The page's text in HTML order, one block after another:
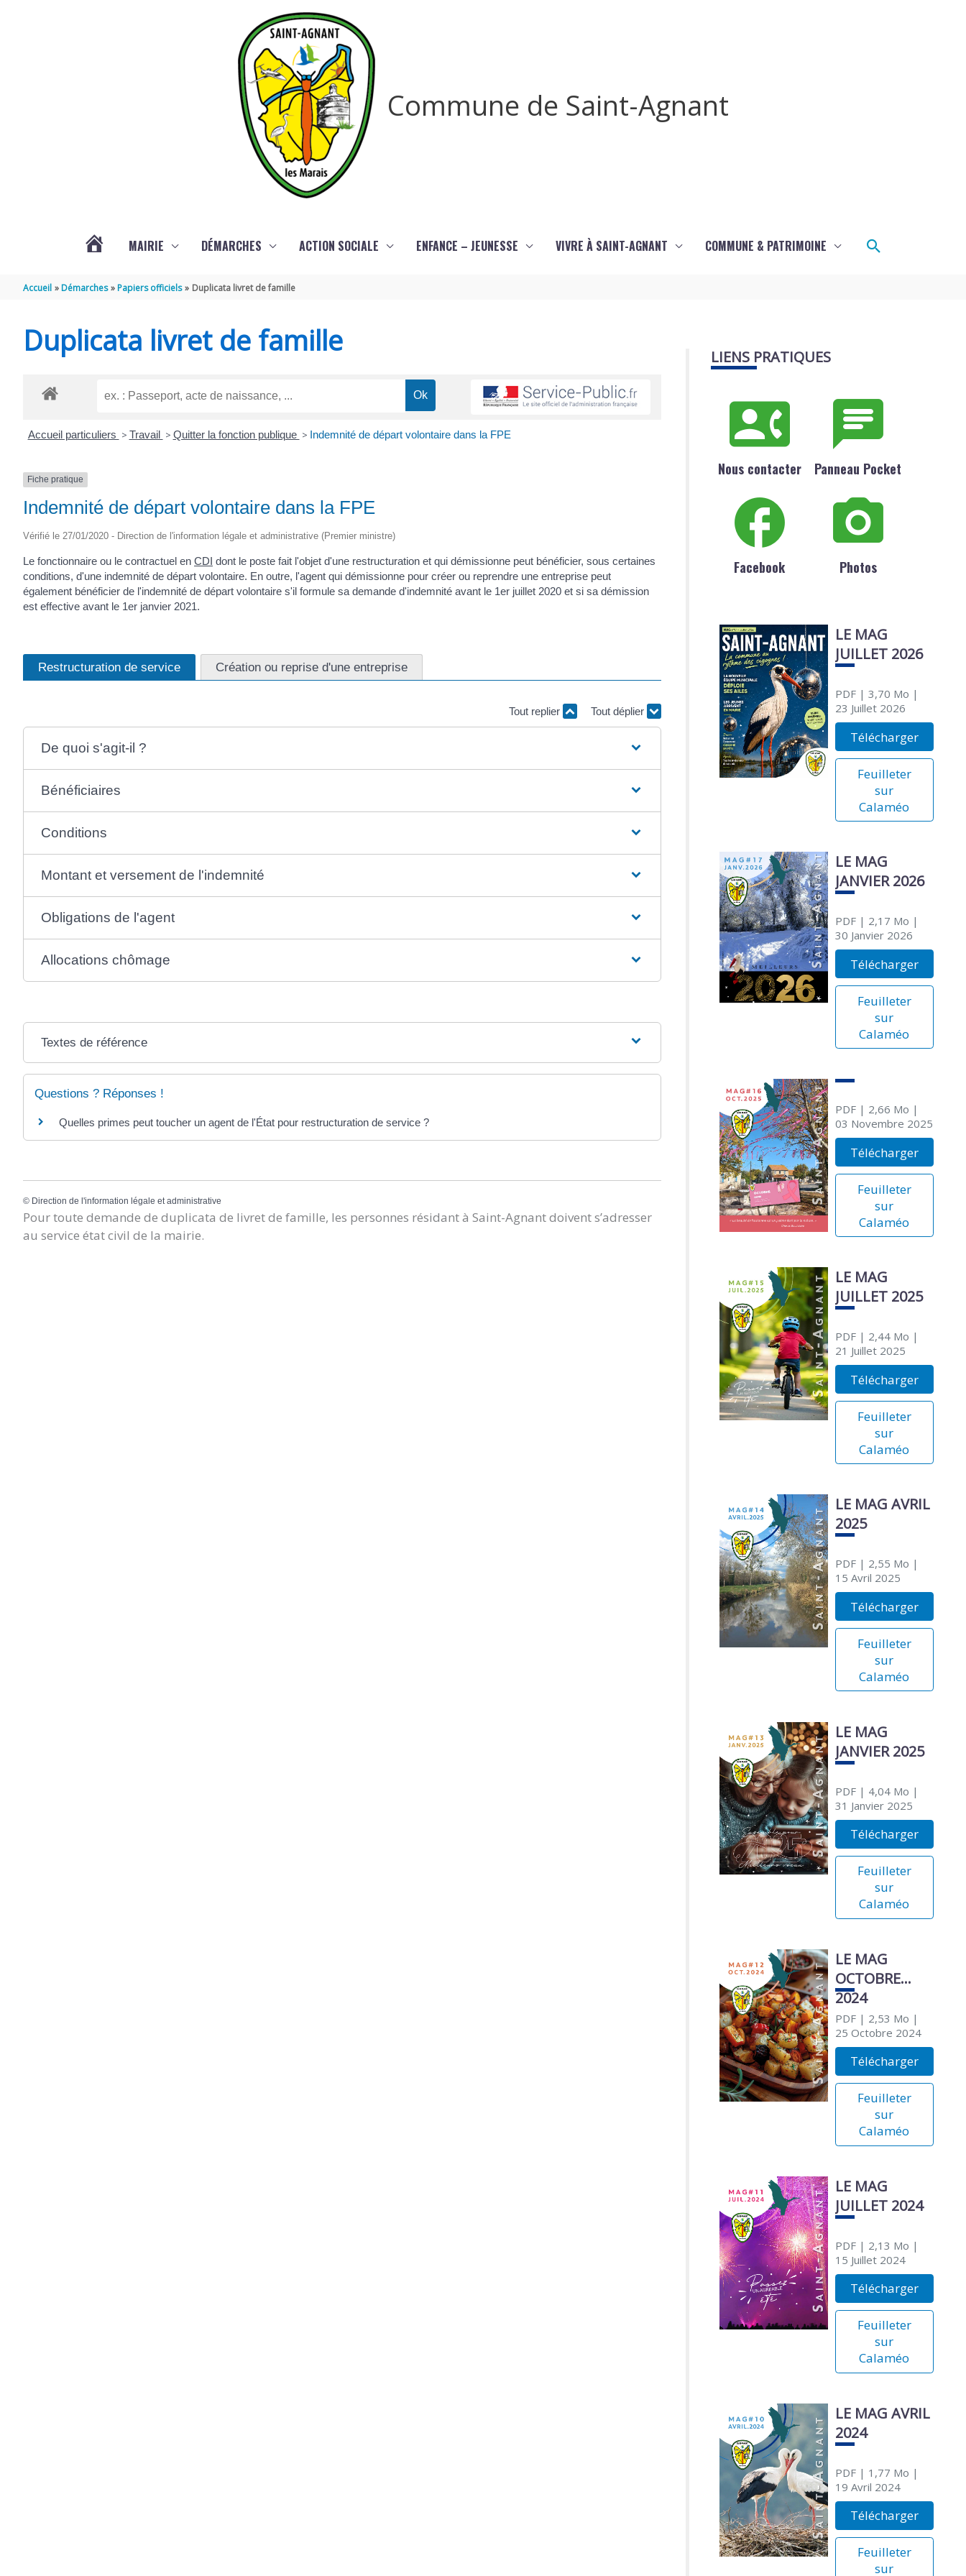
Commune de Saint-Agnant
MAIRIE DÉMARCHES ACTION SOCIALE ENFANCE – JEUNESSE VIVRE À SAINT-AGNANT COMMUNE & PATRIMOINE Rechercher
Accueil Démarches Papiers officiels Duplicata livret de famille
Duplicata livret de famille
Accueil particuliers > Travail > Quitter la fonction publique > Indemnité de départ volontaire dans la FPE
Fiche pratique
Indemnité de départ volontaire dans la FPE
Vérifié le 27/01/2020 - Direction de l'information légale et administrative (Premier ministre)
Le fonctionnaire ou le contractuel en CDI dont le poste fait l'objet d'une restructuration et qui démissionne peut bénéficier, sous certaines
conditions, d'une indemnité de départ volontaire. En outre, l'agent qui démissionne pour créer ou reprendre une entreprise peut
également bénéficier de l'indemnité de départ volontaire s'il formule sa demande d'indemnité avant le 1er juillet 2020 et si sa démission
est effective avant le 1er janvier 2021.
Restructuration de service Création ou reprise d'une entreprise
Tout replier Tout déplier
De quoi s'agit-il ?
Bénéficiaires
Conditions
Montant et versement de l'indemnité
Obligations de l'agent
Allocations chômage
Textes de référence
Questions ? Réponses !
Quelles primes peut toucher un agent de l'État pour restructuration de service ?
© Direction de l'information légale et administrative
Pour toute demande de duplicata de livret de famille, les personnes résidant à Saint-Agnant doivent s’adresser
au service état civil de la mairie.
LIENS PRATIQUES
Nous contacter Panneau Pocket
Facebook Photos
LE MAG
JUILLET 2026
PDF| 3,70 Mo |
23 Juillet 2026
Télécharger
Feuilleter
sur
Calaméo
LE MAG
JANVIER 2026
PDF| 2,17 Mo |
30 Janvier 2026
Télécharger
Feuilleter
sur
Calaméo
PDF| 2,66 Mo |
03 Novembre 2025
Télécharger
Feuilleter
sur
Calaméo
LE MAG
JUILLET 2025
PDF| 2,44 Mo |
21 Juillet 2025
Télécharger
Feuilleter
sur
Calaméo
LE MAG AVRIL
2025
PDF| 2,55 Mo |
15 Avril 2025
Télécharger
Feuilleter
sur
Calaméo
LE MAG
JANVIER 2025
PDF| 4,04 Mo |
31 Janvier 2025
Télécharger
Feuilleter
sur
Calaméo
LE MAG
OCTOBRE
2024
PDF| 2,53 Mo |
25 Octobre 2024
Télécharger
Feuilleter
sur
Calaméo
LE MAG
JUILLET 2024
PDF| 2,13 Mo |
15 Juillet 2024
Télécharger
Feuilleter
sur
Calaméo
LE MAG AVRIL
2024
PDF| 1,77 Mo |
19 Avril 2024
Télécharger
Feuilleter
sur